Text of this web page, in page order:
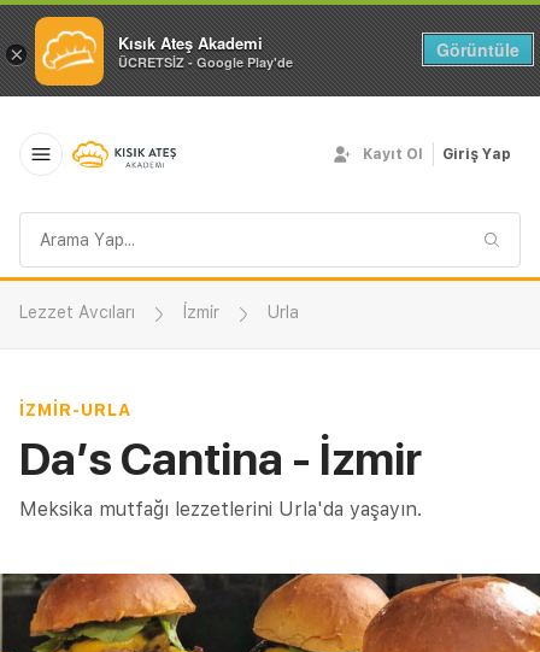
× Kısık Ateş Akademi
ÜCRETSİZ - Google Play'de
Görüntüle
sorgusu
Kayıt Ol Giriş Yap
Lezzet Avcıları İzmir Urla
İZMIR-URLA
Da’s Cantina - İzmir
Meksika mutfağı lezzetlerini Urla'da yaşayın.